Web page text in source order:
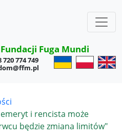
Fuga Mundi
720 774 749
i rencista może
będzie zmiana limitów"